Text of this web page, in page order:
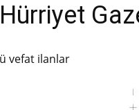
vefat ilanlar